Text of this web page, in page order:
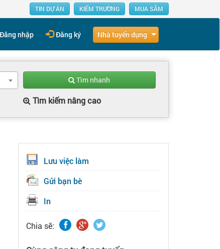
TIN DỰ ÁN KIẾM TRƯỜNG MUA SẮM
Đăng nhập Đăng ký Nhà tuyển dụng
Tìm nhanh
Tìm kiếm nâng cao
Lưu việc làm
Gửi bạn bè
In
Chia sẽ: